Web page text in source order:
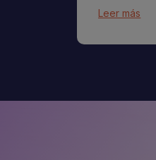
Leer más